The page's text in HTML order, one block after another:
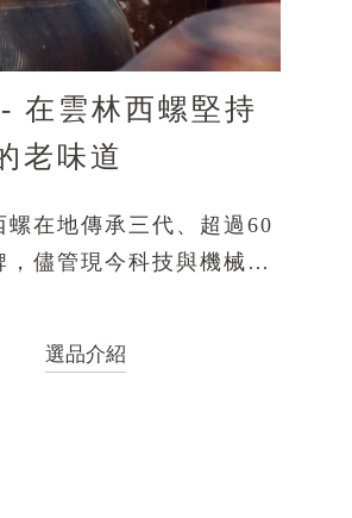
在雲林西螺堅持
老味道
螺在地傳承三代、超過60
，儘管現今科技與機械發
選品介紹